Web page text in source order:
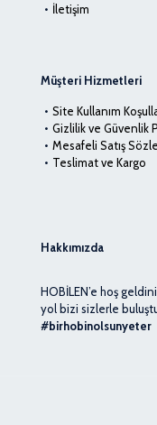
İletişim
Müşteri Hizmetleri
Site Kullanım
Gizlilik ve Güvenlik
Mesafeli Satış
Teslimat ve Kargo
Hakkımızda
HOBİLEN’e hoş
yol bizi sizlerle
#birhobinolsunyeter